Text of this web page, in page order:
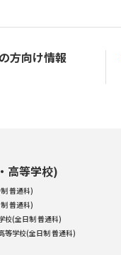
方向け情報
高等学校)
普通科)
普通科)
校(全日制 普通科)
等学校(全日制 普通科)